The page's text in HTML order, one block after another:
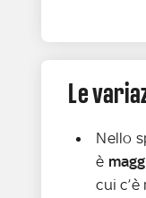
Le
Nello
è
cui